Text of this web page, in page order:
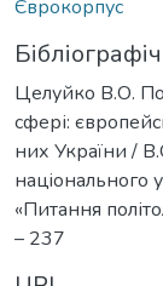
Єврокорпус
Целуйко В.О.
сфері:
них України /
нацiонального
«Питання
– 237